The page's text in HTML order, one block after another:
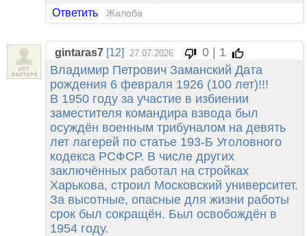
Ответить Жалоба
gintaras7 [12] 27.07.2026
0 | 1
Владимир Петрович Заманский Дата
рождения 6 февраля 1926 (100 лет)!!!
В 1950 году за участие в избиении
заместителя командира взвода был
осуждён военным трибуналом на девять
лет лагерей по статье 193-Б Уголовного
кодекса РСФСР. В числе других
заключённых работал на стройках
Харькова, строил Московский университет.
За высотные, опасные для жизни работы
срок был сокращён. Был освобождён в
1954 году.